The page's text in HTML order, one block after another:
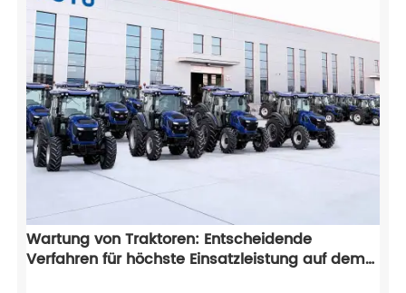
Wartung von Traktoren: Entscheidende
Verfahren für höchste Einsatzleistung auf dem